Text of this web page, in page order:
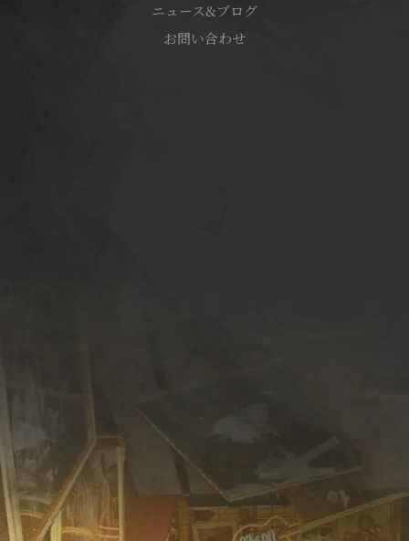
ニュース&ブログ
お問い合わせ